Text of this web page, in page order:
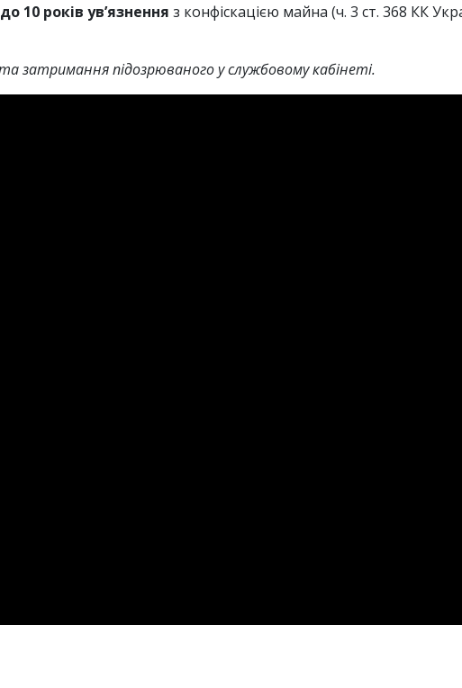
до 10 років ув’язнення з конфіскацією майна (ч. 3 ст. 368 КК
затримання підозрюваного у службовому кабінеті.